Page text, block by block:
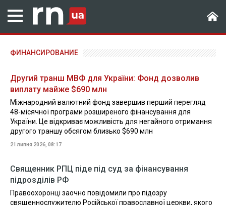
ФИНАНСИРОВАНИЕ
Другий транш МВФ для України: Фонд дозволив
виплату майже $690 млн
Міжнародний валютний фонд завершив перший перегляд
48-місячної програми розширеного фінансування для
України. Це відкриває можливість для негайного отримання
другого траншу обсягом близько $690 млн
21 липня 2026, 08:17
Священник РПЦ піде під суд за фінансування
підрозділів РФ
Правоохоронці заочно повідомили про підозру
священнослужителю Російської православної церкви, якого